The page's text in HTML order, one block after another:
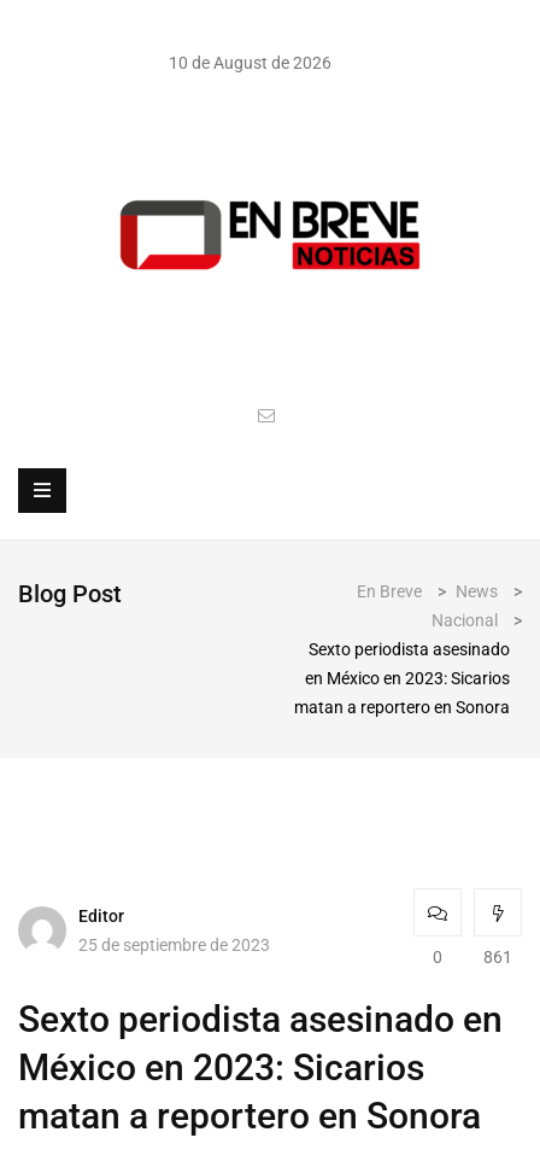
10 de August de 2026
Blog Post En Breve > News
>
Nacional
>
Sexto periodista asesinado
en México en 2023: Sicarios
matan a reportero en Sonora
Editor
25 de septiembre de 2023
0 861
Sexto periodista asesinado en
México en 2023: Sicarios
matan a reportero en Sonora